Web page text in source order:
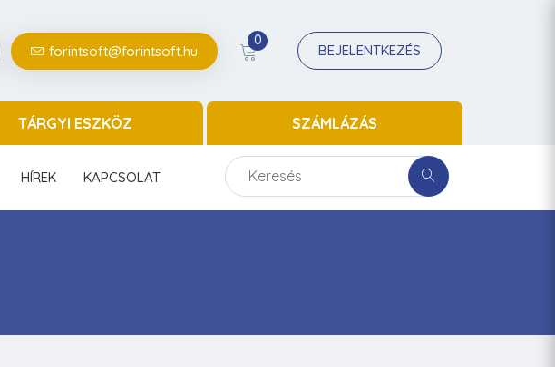
forintsoft@forintsoft.hu
0
BEJELENTKEZÉS
TÁRGYI ESZKÖZ SZÁMLÁZÁS
HÍREK KAPCSOLAT